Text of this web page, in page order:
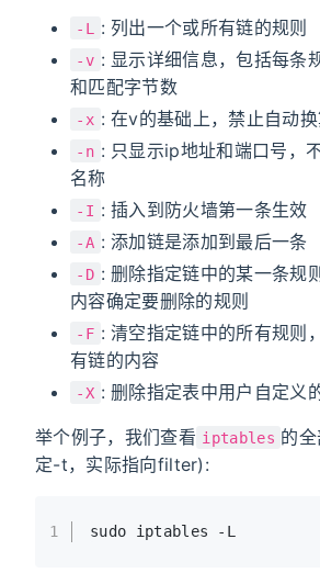
-L : 列出一个或所有链的规则
-v : 显示详细信息，包括每条
和匹配字节数
-x : 在v的基础上，禁止自动换
-n : 只显示ip地址和端口号，
名称
-I : 插入到防火墙第一条生效
-A : 添加链是添加到最后一条
-D : 删除指定链中的某一条规
内容确定要删除的规则
-F : 清空指定链中的所有规则
有链的内容
-X : 删除指定表中用户自定义
举个例子，我们查看 iptables 的
定-t，实际指向filter):
1 sudo iptables -L